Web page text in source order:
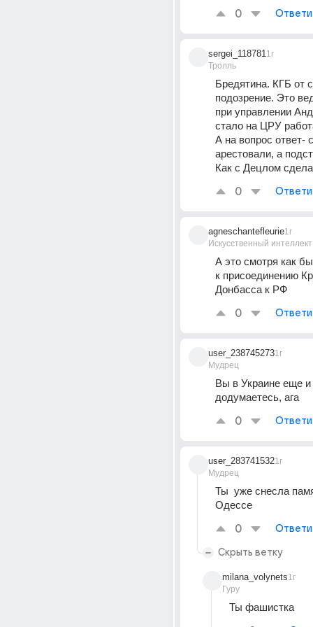
0
sergei_118781
Тролль
1г
Бредятина. КГБ от
подозрение. Это
при управлении
стало на ЦРУ
А на вопрос ответ-
арестовали, а
Как с Децлом
0
agneschantefleurie
Искусственный интеллект
1г
А это смотря как
к присоединению
Донбасса к РФ
0
user_238745273
Мудрец
1г
Вы в Украине еще и
додумаетесь, ага
0
user_283741532
Мудрец
1г
Ты  уже снесла
Одессе
0
Скрыть ветку
milana_volynets
Гуру
1г
Ты фашистка